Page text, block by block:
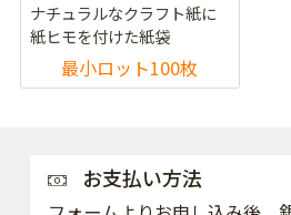
ナチュラルなクラフト紙に
紙ヒモを付けた紙袋
最小ロット100枚
お支払い方法